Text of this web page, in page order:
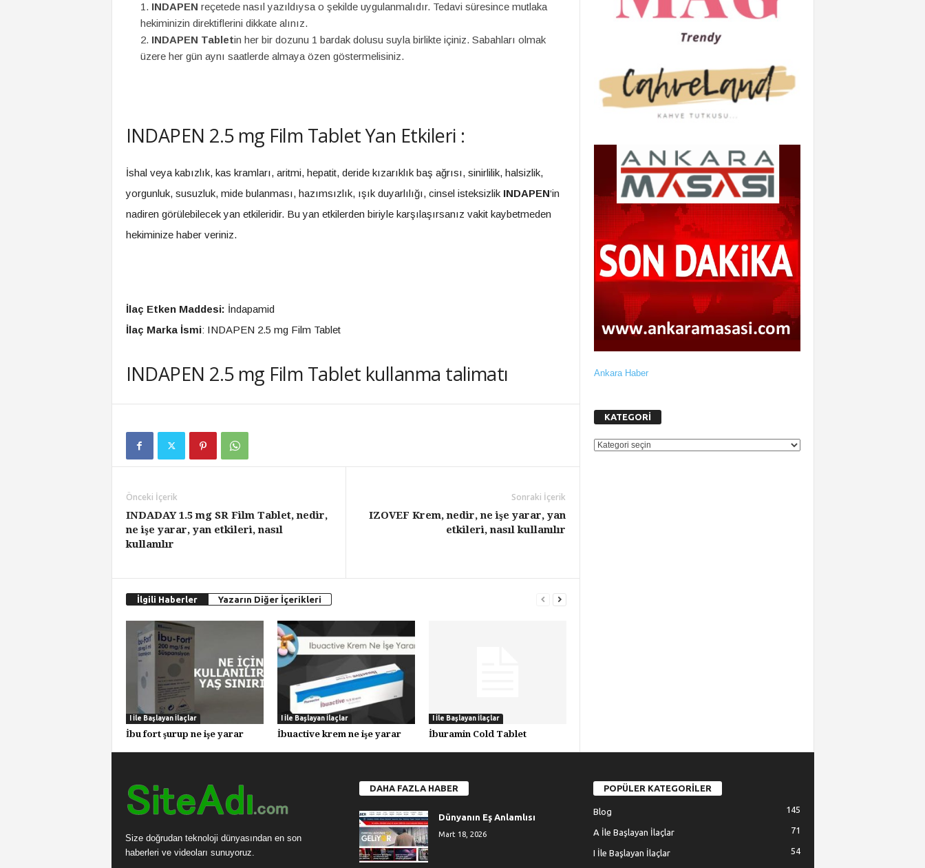
INDAPEN reçetede nasıl yazıldıysa o şekilde uygulanmalıdır. Tedavi süresince mutlaka
hekiminizin direktiflerini dikkate alınız.
INDAPEN Tabletin her bir dozunu 1 bardak dolusu suyla birlikte içiniz. Sabahları olmak
üzere her gün aynı saatlerde almaya özen göstermelisiniz.
INDAPEN 2.5 mg Film Tablet Yan Etkileri :
İshal veya kabızlık, kas kramları, aritmi, hepatit, deride kızarıklık baş ağrısı, sinirlilik, halsizlik,
yorgunluk, susuzluk, mide bulanması, hazımsızlık, ışık duyarlılığı, cinsel isteksizlik INDAPEN‘in
nadiren görülebilecek yan etkileridir. Bu yan etkilerden biriyle karşılaşırsanız vakit kaybetmeden
hekiminize haber veriniz.
İlaç Etken Maddesi: İndapamid
İlaç Marka İsmi: INDAPEN 2.5 mg Film Tablet
INDAPEN 2.5 mg Film Tablet kullanma talimatı
Önceki İçerik
INDADAY 1.5 mg SR Film Tablet, nedir,
ne işe yarar, yan etkileri, nasıl
kullanılır
Sonraki İçerik
IZOVEF Krem, nedir, ne işe yarar, yan
etkileri, nasıl kullanılır
İlgili Haberler Yazarın Diğer İçerikleri
I İle Başlayan İlaçlar
İbu fort şurup ne işe yarar
I İle Başlayan İlaçlar
İbuactive krem ne işe yarar
I İle Başlayan İlaçlar
İburamin Cold Tablet
Ankara Haber
KATEGORİ
KATEGORİ
Size doğrudan teknoloji dünyasından en son
haberleri ve videoları sunuyoruz.
DAHA FAZLA HABER
Dünyanın Eş Anlamlısı
Mart 18, 2026
POPÜLER KATEGORİLER
Blog 145
A İle Başlayan İlaçlar 71
I İle Başlayan İlaçlar 54